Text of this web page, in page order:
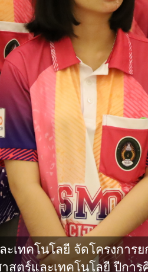
เทคโนโลยี จัดโครงกา
ตร์และเทคโนโลยี ปีการ